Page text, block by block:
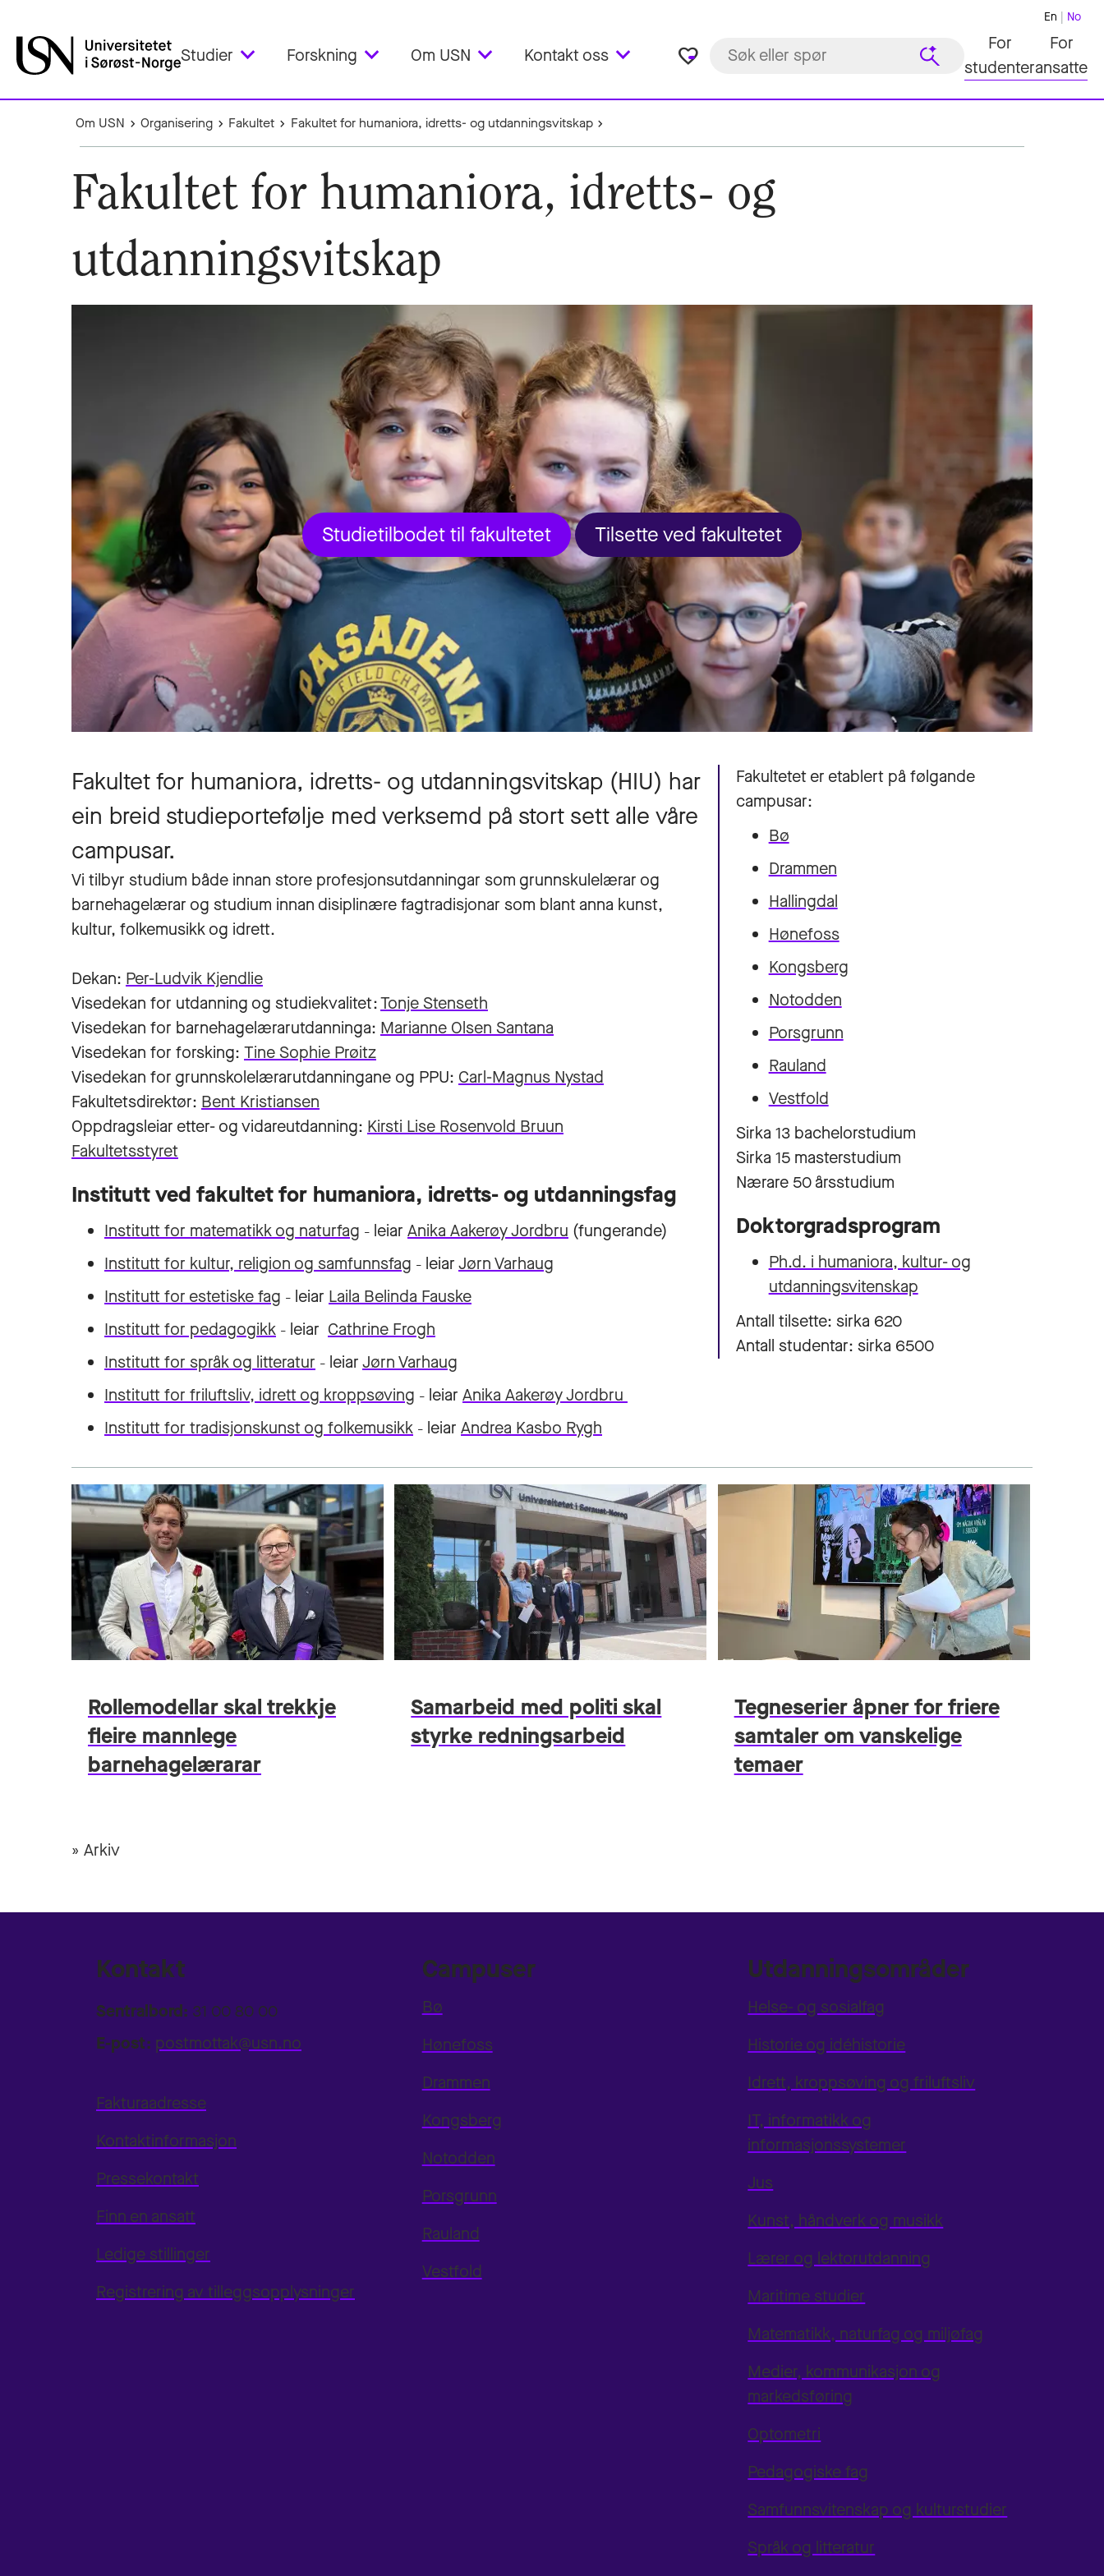
Studier Forskning Om USN Kontakt oss favorite_border
En No
For
studenter
For
ansatte
Om USN Organisering Fakultet Fakultet for humaniora, idretts- og utdanningsvitskap
Fakultet for humaniora, idretts- og
utdanningsvitskap
Studietilbodet til fakultetet Tilsette ved fakultetet
Fakultet for humaniora, idretts- og utdanningsvitskap (HIU) har
ein breid studieportefølje med verksemd på stort sett alle våre
campusar.
Vi tilbyr studium både innan store profesjonsutdanningar som grunnskulelærar og
barnehagelærar og studium innan disiplinære fagtradisjonar som blant anna kunst,
kultur, folkemusikk og idrett.
Dekan: Per-Ludvik Kjendlie
Visedekan for utdanning og studiekvalitet:Tonje Stenseth
Visedekan for barnehagelærarutdanninga: Marianne Olsen Santana
Visedekan for forsking: Tine Sophie Prøitz
Visedekan for grunnskolelærarutdanningane og PPU: Carl-Magnus Nystad
Fakultetsdirektør: Bent Kristiansen
Oppdragsleiar etter- og vidareutdanning: Kirsti Lise Rosenvold Bruun
Fakultetsstyret
Institutt ved fakultet for humaniora, idretts- og utdanningsfag
Institutt for matematikk og naturfag – leiar Anika Aakerøy Jordbru (fungerande)
Institutt for kultur, religion og samfunnsfag – leiarJørn Varhaug
Institutt for estetiske fag – leiar Laila Belinda Fauske
Institutt for pedagogikk – leiar Cathrine Frogh
Institutt for språk og litteratur – leiarJørn Varhaug
Institutt for friluftsliv, idrett og kroppsøving – leiar Anika Aakerøy Jordbru
Institutt for tradisjonskunst og folkemusikk – leiar Andrea Kasbo Rygh
Fakultetet er etablert på følgande
campusar:
Bø
Drammen
Hallingdal
Hønefoss
Kongsberg
Notodden
Porsgrunn
Rauland
Vestfold
Sirka 13 bachelorstudium
Sirka 15 masterstudium
Nærare 50 årsstudium
Doktorgradsprogram
Ph.d. i humaniora, kultur- og
utdanningsvitenskap
Antall tilsette: sirka 620
Antall studentar: sirka 6500
Rollemodellar skal trekkje
fleire mannlege
barnehagelærarar
Samarbeid med politi skal
styrke redningsarbeid
Tegneserier åpner for friere
samtaler om vanskelige
temaer
» Arkiv
Kontakt
Sentralbord: 31 00 80 00
E-post: postmottak@usn.no
Fakturaadresse
Kontaktinformasjon
Pressekontakt
Finn en ansatt
Ledige stillinger
Registrering av tilleggsopplysninger
Campuser
Bø
Hønefoss
Drammen
Kongsberg
Notodden
Porsgrunn
Rauland
Vestfold
Utdanningsområder
Helse- og sosialfag
Historie og idéhistorie
Idrett, kroppsøving og friluftsliv
IT, informatikk og
informasjonssystemer
Jus
Kunst, håndverk og musikk
Lærer og lektorutdanning
Maritime studier
Matematikk, naturfag og miljøfag
Medier, kommunikasjon og
markedsføring
Optometri
Pedagogiske fag
Samfunnsvitenskap og kulturstudier
Språk og litteratur